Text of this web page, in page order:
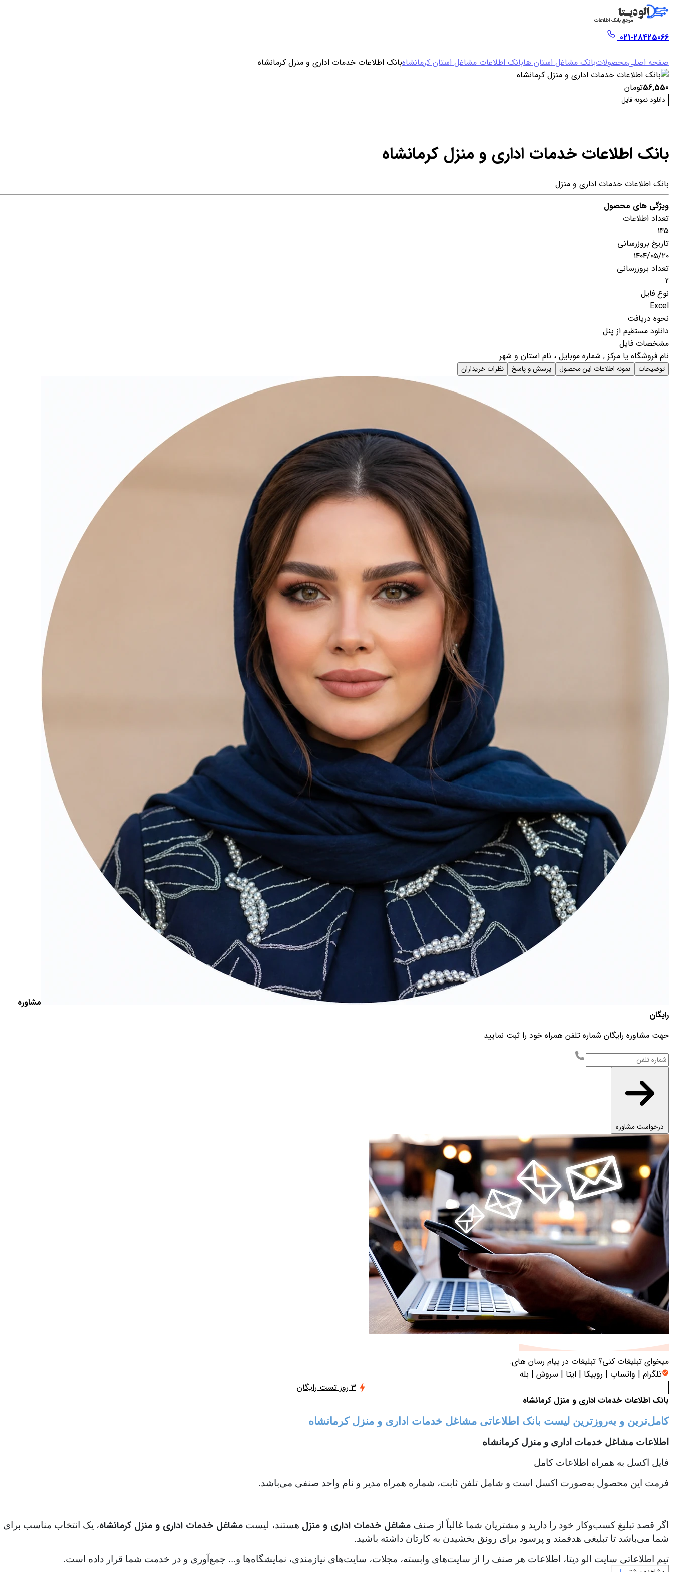
021-28425066
صفحه اصلیمحصولاتبانک مشاغل استان هابانک اطلاعات مشاغل استان کرمانشاهبانک اطلاعات خدمات اداری و منزل کرمانشاه
56,550تومان
دانلود نمونه فایل
بانک اطلاعات خدمات اداری و منزل کرمانشاه
بانک اطلاعات خدمات اداری و منزل
ویژگی های محصول
تعداد اطلاعات
145
تاریخ بروزرسانی
۱۴۰۴/۰۵/۲۰
تعداد بروزرسانی
2
نوع فایل
Excel
نحوه دریافت
دانلود مستقیم از پنل
مشخصات فایل
نام فروشگاه یا مرکز , شماره موبایل ، نام استان و شهر
توضیحات نمونه اطلاعات این محصول پرسش و پاسخ نظرات خریداران
مشاوره
رایگان
جهت مشاوره رایگان شماره تلفن همراه خود را ثبت نمایید
درخواست مشاوره
میخوای تبلیغات کنی؟ تبلیغات در پیام رسان های:
تلگرام | واتساپ | روبیکا | ایتا | سروش | بله
3 روز تست رایگان
بانک اطلاعات خدمات اداری و منزل کرمانشاه
کامل‌ترین و به‌روزترین لیست بانک اطلاعاتی مشاغل خدمات اداری و منزل کرمانشاه
اطلاعات مشاغل خدمات اداری و منزل کرمانشاه
فایل اکسل به همراه اطلاعات کامل
فرمت این محصول به‌صورت اکسل است و شامل تلفن ثابت، شماره همراه مدیر و نام واحد صنفی می‌باشد.
اگر قصد تبلیغ کسب‌وکار خود را دارید و مشتریان شما غالباً از صنف مشاغل خدمات اداری و منزل هستند، لیست مشاغل خدمات اداری و منزل کرمانشاه، یک انتخاب مناسب برای
شما می‌باشد تا تبلیغی هدفمند و پرسود برای رونق بخشیدن به کارتان داشته باشید.
تیم اطلاعاتی سایت الو دیتا، اطلاعات هر صنف را از سایت‌های وابسته، مجلات، سایت‌های نیازمندی، نمایشگاه‌ها و... جمع‌آوری و در خدمت شما قرار داده است.